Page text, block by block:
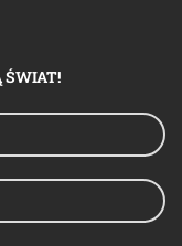
ŚWIAT!